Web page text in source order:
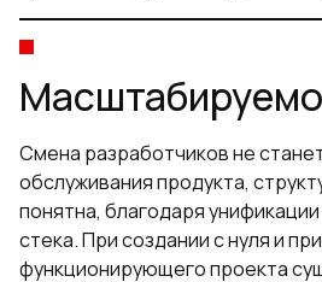
Смена разработчиков не
обслуживания продукта,
понятна, благодаря
стека. При создании с нуля и
функционирующего проекта